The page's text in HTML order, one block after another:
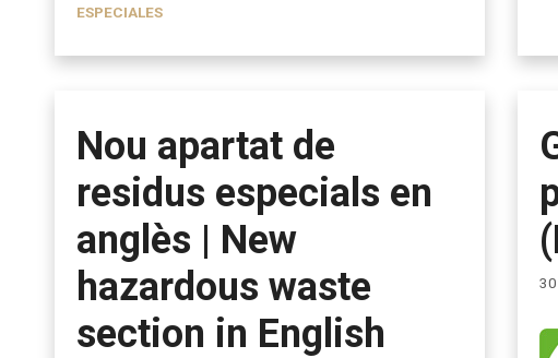
ESPECIALES
Nou apartat de
residus especials en
anglès | New
hazardous waste
section in English